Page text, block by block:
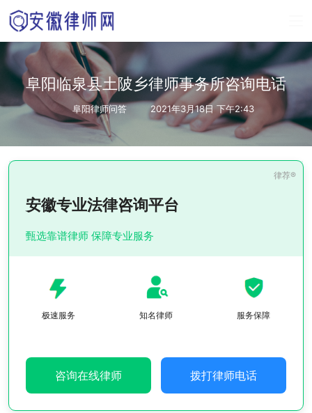
阜阳临泉县土陂乡律师事务所咨询电话
阜阳律师问答 2021年3月18日 下午2:43
安徽专业法律咨询平台
甄选靠谱律师 保障专业服务
极速服务 知名律师 服务保障
咨询在线律师 拨打律师电话